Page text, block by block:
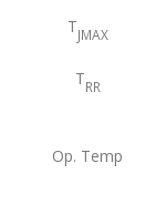
TJMAX
TRR
Op. Temp